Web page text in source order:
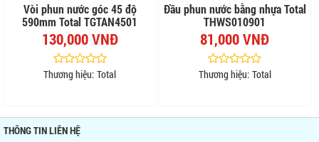
Vòi phun nước góc 45 độ
590mm Total TGTAN4501
130,000 VNĐ
Thương hiệu: Total
Đầu phun nước bằng nhựa Total
THWS010901
81,000 VNĐ
Thương hiệu: Total
THÔNG TIN LIÊN HỆ